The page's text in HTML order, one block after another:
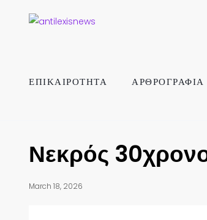
ΕΠΙΚΑΙΡΟΤΗΤΑ ΑΡΘΡΟΓΡΑΦΙΑ
Νεκρός
March 18, 2026